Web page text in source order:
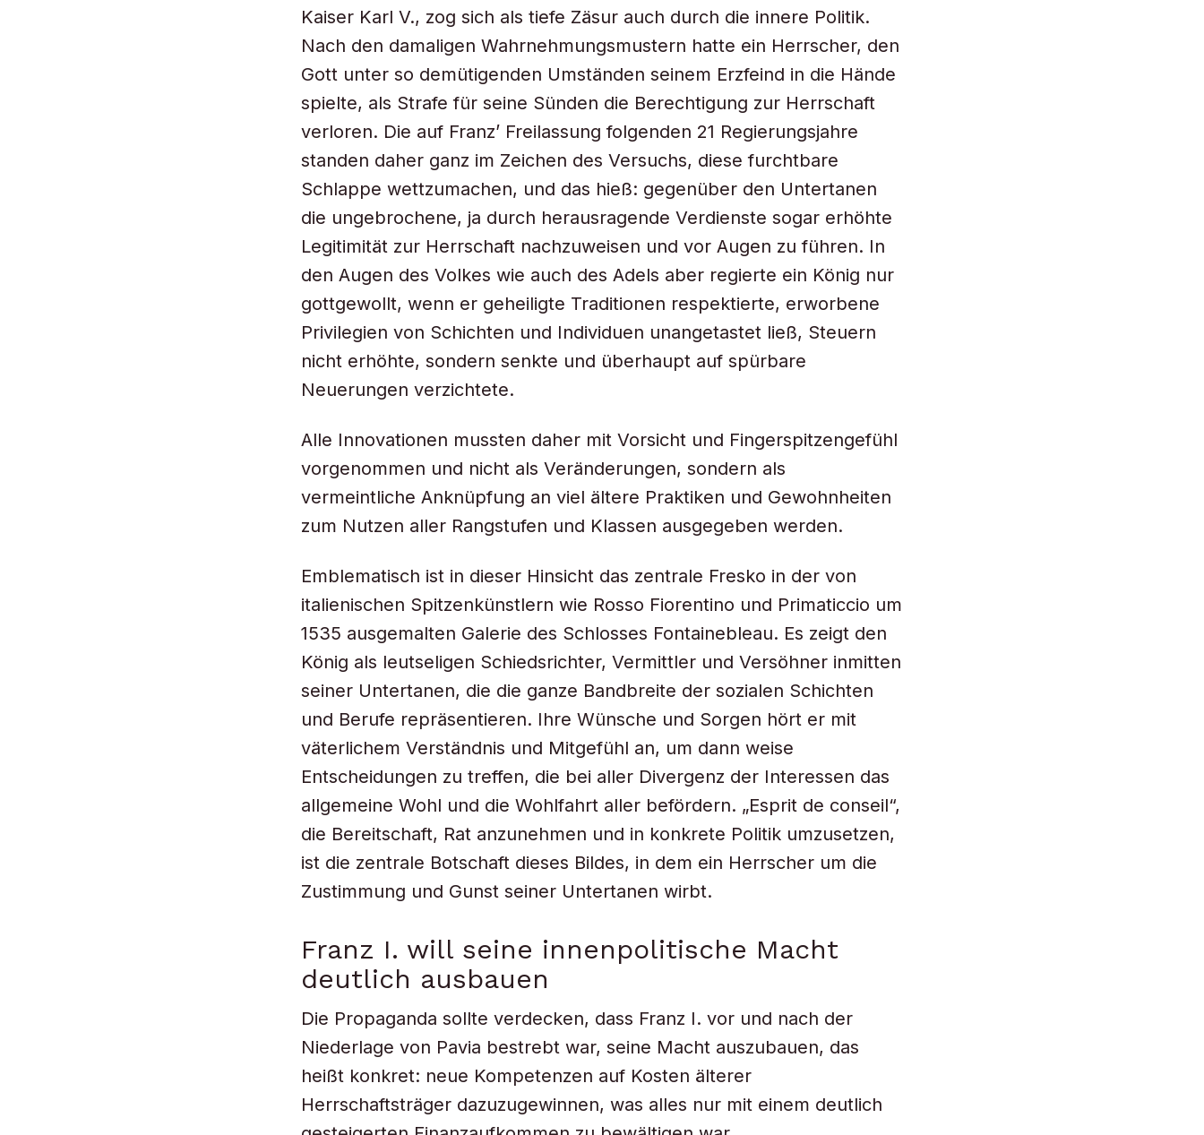
Kaiser Karl V., zog sich als tiefe Zäsur auch durch die innere Politik.
Nach den damaligen Wahrnehmungsmustern hatte ein Herrscher, den
Gott unter so demütigenden Umständen seinem Erzfeind in die Hände
spielte, als Strafe für seine Sünden die Berechtigung zur Herrschaft
verloren. Die auf Franz’ Freilassung folgenden 21 Regierungsjahre
standen daher ganz im Zeichen des Versuchs, diese furchtbare
Schlappe wettzumachen, und das hieß: gegenüber den Untertanen
die ungebrochene, ja durch herausragende Verdienste sogar erhöhte
Legitimität zur Herrschaft nachzuweisen und vor Augen zu führen. In
den Augen des Volkes wie auch des Adels aber regierte ein König nur
gottgewollt, wenn er geheiligte Traditionen respektierte, erworbene
Privilegien von Schichten und Individuen unangetastet ließ, Steuern
nicht erhöhte, sondern senkte und überhaupt auf spürbare
Neuerungen verzichtete.
Alle Innovationen mussten daher mit Vorsicht und Fingerspitzengefühl
vorgenommen und nicht als Veränderungen, sondern als
vermeintliche Anknüpfung an viel ältere Praktiken und Gewohnheiten
zum Nutzen aller Rangstufen und Klassen ausgegeben werden.
Emblematisch ist in dieser Hinsicht das zentrale Fresko in der von
italienischen Spitzenkünstlern wie Rosso Fiorentino und Primaticcio um
1535 ausgemalten Galerie des Schlosses Fontainebleau. Es zeigt den
König als leutseligen Schiedsrichter, Vermittler und Versöhner inmitten
seiner Untertanen, die die ganze Bandbreite der sozialen Schichten
und Berufe repräsentieren. Ihre Wünsche und Sorgen hört er mit
väterlichem Verständnis und Mitgefühl an, um dann weise
Entscheidungen zu treffen, die bei aller Divergenz der Interessen das
allgemeine Wohl und die Wohlfahrt aller befördern. „Esprit de conseil“,
die Bereitschaft, Rat anzunehmen und in konkrete Politik umzusetzen,
ist die zentrale Botschaft dieses Bildes, in dem ein Herrscher um die
Zustimmung und Gunst seiner Untertanen wirbt.
Franz I. will seine innenpolitische Macht
deutlich ausbauen
Die Propaganda sollte verdecken, dass Franz I. vor und nach der
Niederlage von Pavia bestrebt war, seine Macht auszubauen, das
heißt konkret: neue Kompetenzen auf Kosten älterer
Herrschaftsträger dazuzugewinnen, was alles nur mit einem deutlich